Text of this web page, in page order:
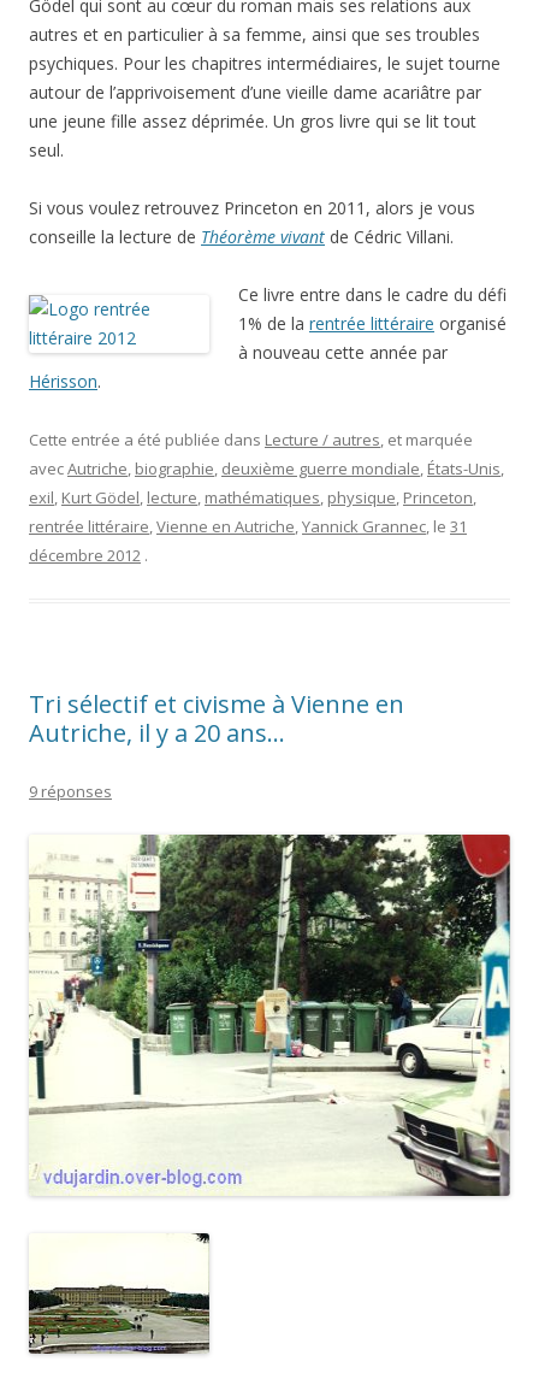
Gödel qui sont au cœur du roman mais ses relations aux
autres et en particulier à sa femme, ainsi que ses troubles
psychiques. Pour les chapitres intermédiaires, le sujet tourne
autour de l’apprivoisement d’une vieille dame acariâtre par
une jeune fille assez déprimée. Un gros livre qui se lit tout
seul.
Si vous voulez retrouvez Princeton en 2011, alors je vous
conseille la lecture de Théorème vivant de Cédric Villani.
Ce livre entre dans le cadre du défi
1% de la rentrée littéraire organisé
à nouveau cette année par
Hérisson.
Cette entrée a été publiée dans Lecture / autres, et marquée
avecAutriche, biographie, deuxième guerre mondiale, États-Unis,
exil, Kurt Gödel, lecture, mathématiques, physique, Princeton,
rentrée littéraire,Vienne en Autriche,Yannick Grannec, le 31
décembre 2012 .
Tri sélectif et civisme à Vienne en
Autriche, il y a 20 ans…
9 réponses